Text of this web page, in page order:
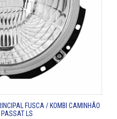
FUSCA / KOMBI CAMINHÃO
LS